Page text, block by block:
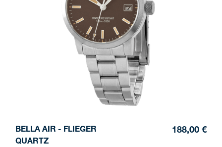
BELLA AIR - FLIEGER
QUARTZ
188,00 €